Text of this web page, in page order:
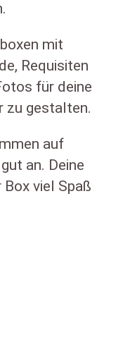
mit
Requisiten
für deine
zu gestalten.
auf
an. Deine
viel Spaß